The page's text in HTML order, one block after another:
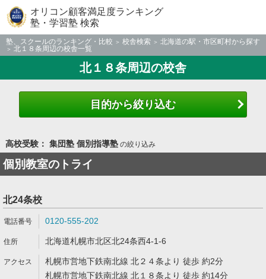
オリコン顧客満足度ランキング
塾・学習塾 検索
塾、スクールのランキング・比較 校舎検索
北海道の駅・市区町村から探す
北１８条周辺の校舎一覧
北１８条周辺の校舎
目的から絞り込む
高校受験： 集団塾 個別指導塾の絞り込み
個別教室のトライ
北24条校
0120-555-202
北海道札幌市北区北24条西4-1-6
札幌市営地下鉄南北線 北２４条より 徒歩 約2分
札幌市営地下鉄南北線 北１８条より 徒歩 約14分